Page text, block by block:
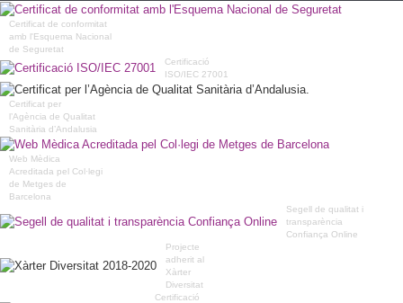
Certificat de conformitat
amb l'Esquema Nacional
de Seguretat
Certificació
ISO/IEC 27001
Certificat per
l’Agència de Qualitat
Sanitària d’Andalusia
Web Mèdica
Acreditada pel Col·legi
de Metges de
Barcelona
Segell de qualitat i
transparència
Confiança Online
Projecte
adherit al
Xàrter
Diversitat
Certificació